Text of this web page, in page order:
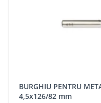
BURGHIU PENTRU METAL ALUNGIT, OTEL HSS,
4,5x126/82 mm